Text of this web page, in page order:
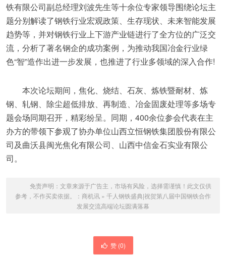
铁有限公司副总经理刘波先生等十余位专家领导围绕论坛主
题分别解读了钢铁行业宏观政策、生存现状、未来智能发展
趋势等，并对钢铁行业上下游产业链进行了全方位的广泛交
流，分析了著名钢企的成功案例，为推动我国冶金行业绿
色“智”造作出进一步发展，也推进了行业多领域的深入合作!
本次论坛期间，焦化、烧结、石灰、炼铁暨耐材、炼
钢、轧钢、除尘超低排放、再制造、冶金固废处理等多场专
题会场同期召开，精彩纷呈。同期，400余位参会代表在主
办方的带领下参观了协办单位山西立恒钢铁集团股份有限公
司及曲沃县闽光焦化有限公司、山西中信金石实业有限公
司。
免责声明：文章来源于广告主，市场有风险，选择需谨慎！此文仅供
参考，不作买卖依据。： 商机讯 » 千人钢铁盛典|祝贺第八届中国钢铁合作
发展交流高端论坛圆满落幕
赞 (0)